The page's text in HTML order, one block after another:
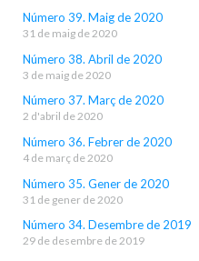
Número 39. Maig de 2020
31 de maig de 2020
Número 38. Abril de 2020
3 de maig de 2020
Número 37. Març de 2020
2 d'abril de 2020
Número 36. Febrer de 2020
4 de març de 2020
Número 35. Gener de 2020
31 de gener de 2020
Número 34. Desembre de 2019
29 de desembre de 2019